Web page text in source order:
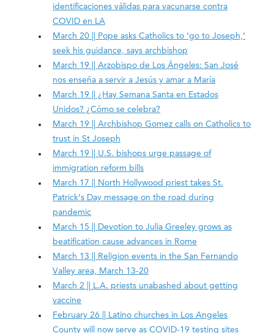
identificaciones válidas para vacunarse contra
COVID en LA
March 20 || Pope asks Catholics to ‘go to Joseph,’
seek his guidance, says archbishop
March 19 || Arzobispo de Los Ángeles: San José
nos enseña a servir a Jesús y amar a María
March 19 || ¿Hay Semana Santa en Estados
Unidos? ¿Cómo se celebra?
March 19 || Archbishop Gomez calls on Catholics to
trust in St Joseph
March 19 || U.S. bishops urge passage of
immigration reform bills
March 17 || North Hollywood priest takes St.
Patrick’s Day message on the road during
pandemic
March 15 || Devotion to Julia Greeley grows as
beatification cause advances in Rome
March 13 || Religion events in the San Fernando
Valley area, March 13-20
March 2 || L.A. priests unabashed about getting
vaccine
February 26 || Latino churches in Los Angeles
County will now serve as COVID-19 testing sites